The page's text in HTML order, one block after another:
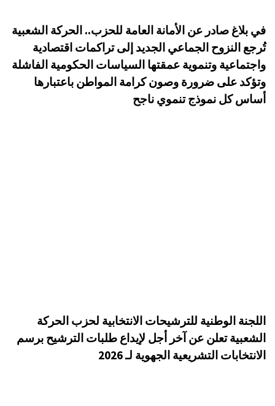
في بلاغ صادر عن الأمانة العامة للحزب.. الحركة الشعبية
تُرجع النزوح الجماعي الجديد إلى تراكمات اقتصادية
واجتماعية وتنموية عمقتها السياسات الحكومية الفاشلة
وتؤكد على ضرورة وصون كرامة المواطن باعتبارها
أساس كل نموذج تنموي ناجح
اللجنة الوطنية للترشيحات الانتخابية لحزب الحركة
الشعبية تعلن عن آخر أجل لإيداع طلبات الترشيح برسم
الانتخابات التشريعية الجهوية لـ 2026